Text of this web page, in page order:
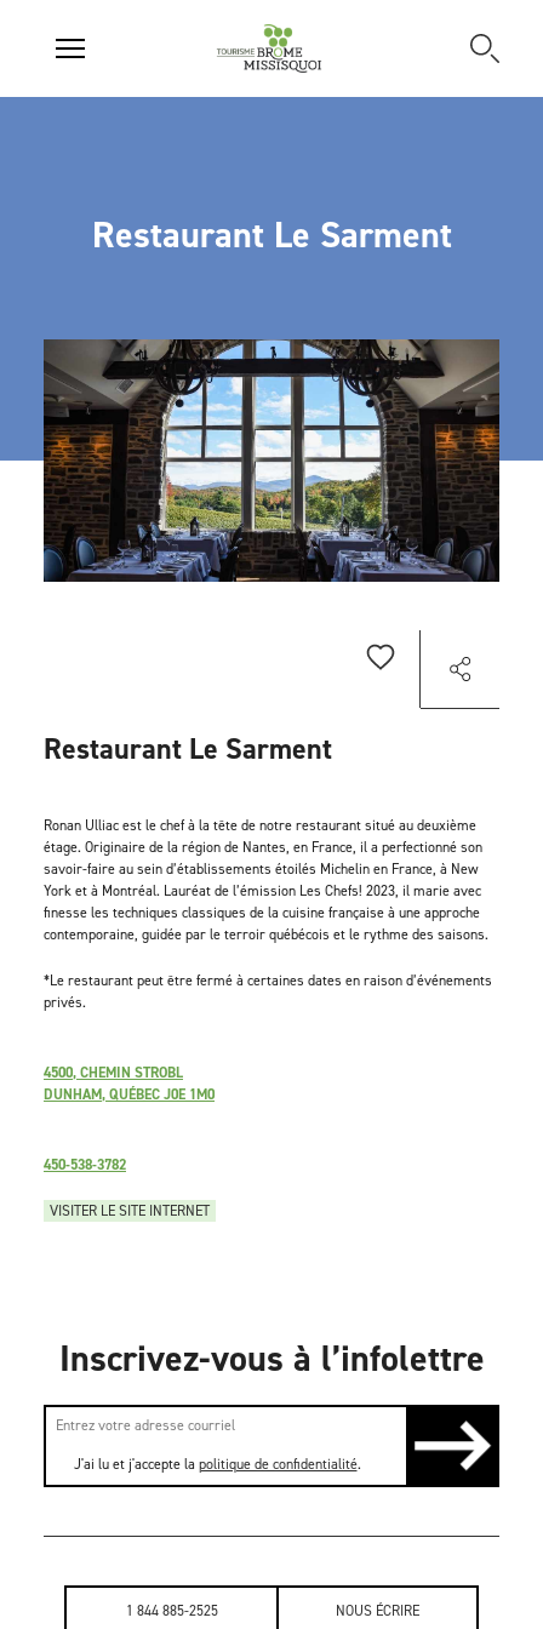
1 844 885-2525 NOUS ÉCRIRE
Restaurant Le Sarment
4500, CHEMIN STROBL
DUNHAM, QUÉBEC J0E 1M0
450-538-3782
VISITER LE SITE INTERNET
Restaurant Le Sarment
Ronan Ulliac est le chef à la tête de notre restaurant situé au deuxième
étage. Originaire de la région de Nantes, en France, il a perfectionné son
savoir-faire au sein d’établissements étoilés Michelin en France, à New
York et à Montréal. Lauréat de l’émission Les Chefs! 2023, il marie avec
finesse les techniques classiques de la cuisine française à une approche
contemporaine, guidée par le terroir québécois et le rythme des saisons.
*Le restaurant peut être fermé à certaines dates en raison d’événements
privés.
Inscrivez-vous à l’infolettre
J'ai lu et j'accepte la politique de confidentialité.